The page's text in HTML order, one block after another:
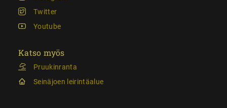
Twitter
Youtube
Katso myös
Pruukinranta
Seinäjoen leirintäalue